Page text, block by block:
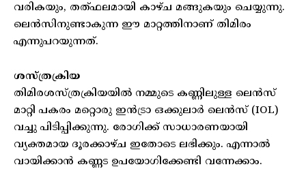
വരികയും, തത്ഫലമായി കാഴ്ച മങ്ങുകയും ചെയ്യുന്നു.
ലെന്‍സിനുണ്ടാകുന്ന ഈ മാറ്റത്തിനാണ് തിമിരം
എന്നുപറയുന്നത്.
ശസ്ത്രക്രിയ
തിമിരശസ്ത്രക്രിയയില്‍ നമ്മുടെ കണ്ണിലുള്ള ലെന്‍സ്
മാറ്റി പകരം മറ്റൊരു ഇന്‍ട്രാ ഒക്കുലാര്‍ ലെന്‍സ് (IOL)
വച്ചു പിടിപ്പിക്കുന്നു. രോഗിക്ക് സാധാരണയായി
വ്യക്തമായ ദൂരക്കാഴ്ച ഇതോടെ ലഭിക്കും. എന്നാല്‍
വായിക്കാന്‍ കണ്ണട ഉപയോഗിക്കേണ്ടി വന്നേക്കാം.